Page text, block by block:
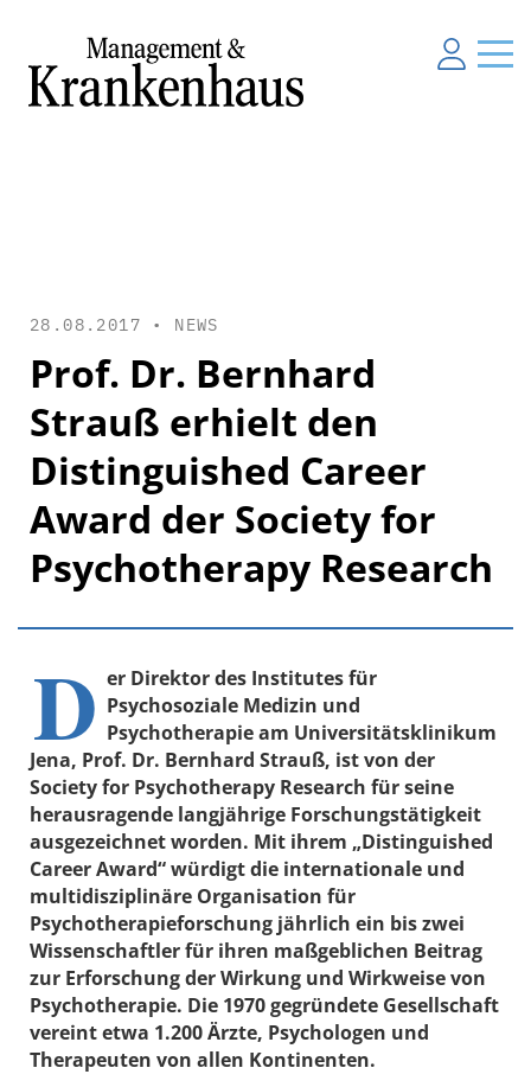
28.08.2017 • NEWS
Prof. Dr. Bernhard
Strauß erhielt den
Distinguished Career
Award der Society for
Psychotherapy Research
D er Direktor des Institutes für
Psychosoziale Medizin und
Psychotherapie am Universitätsklinikum
Jena, Prof. Dr. Bernhard Strauß, ist von der
Society for Psychotherapy Research für seine
herausragende langjährige Forschungstätigkeit
ausgezeichnet worden. Mit ihrem „Distinguished
Career Award“ würdigt die internationale und
multidisziplinäre Organisation für
Psychotherapieforschung jährlich ein bis zwei
Wissenschaftler für ihren maßgeblichen Beitrag
zur Erforschung der Wirkung und Wirkweise von
Psychotherapie. Die 1970 gegründete Gesellschaft
vereint etwa 1.200 Ärzte, Psychologen und
Therapeuten von allen Kontinenten.